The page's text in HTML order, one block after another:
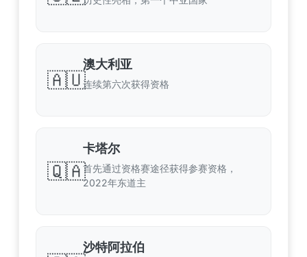
🇦🇺
澳大利亚
连续第六次获得资格
🇶🇦
卡塔尔
首先通过资格赛途径获得参赛资格，
2022年东道主
沙特阿拉伯